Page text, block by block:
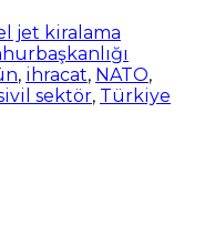
jet kiralama
, ihracat, NATO,
sektör, Türkiye